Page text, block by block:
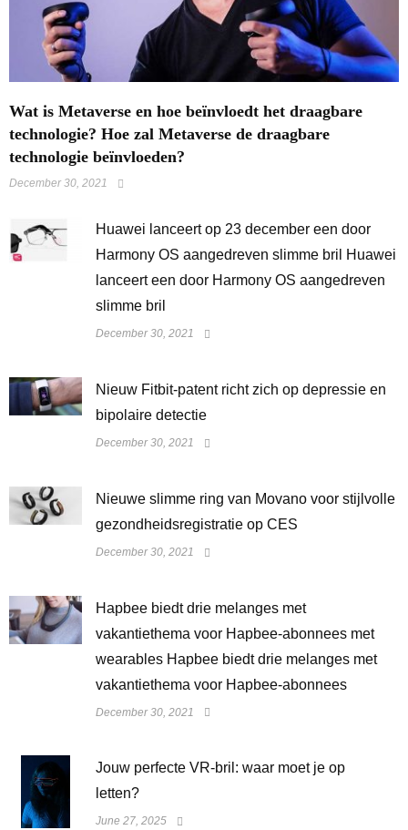
Wat is Metaverse en hoe beïnvloedt het draagbare
technologie? Hoe zal Metaverse de draagbare
technologie beïnvloeden?
December 30, 2021
Huawei lanceert op 23 december een door
Harmony OS aangedreven slimme bril Huawei
lanceert een door Harmony OS aangedreven
slimme bril
December 30, 2021
​Nieuw Fitbit-patent richt zich op depressie en
bipolaire detectie
December 30, 2021
Nieuwe slimme ring van Movano voor stijlvolle
gezondheidsregistratie op CES
December 30, 2021
Hapbee biedt drie melanges met
vakantiethema voor Hapbee-abonnees met
wearables Hapbee biedt drie melanges met
vakantiethema voor Hapbee-abonnees
December 30, 2021
Jouw perfecte VR-bril: waar moet je op
letten?
June 27, 2025